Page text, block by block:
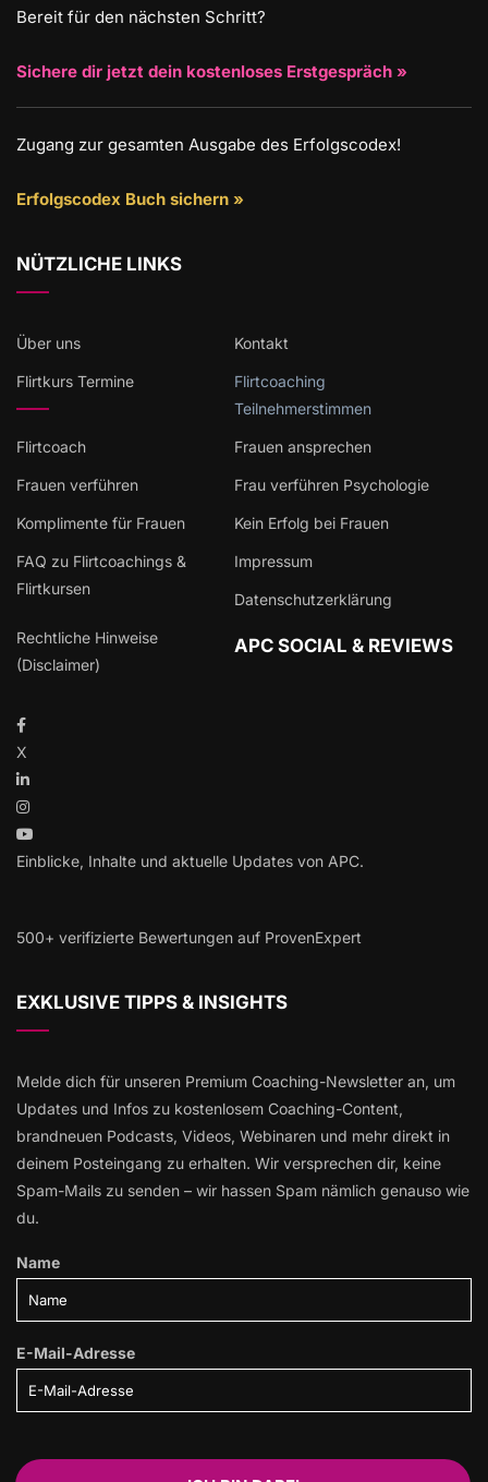
Bereit für den nächsten Schritt?
Sichere dir jetzt dein kostenloses Erstgespräch »
Zugang zur gesamten Ausgabe des Erfolgscodex!
Erfolgscodex Buch sichern »
NÜTZLICHE LINKS
Über uns Kontakt
Flirtkurs Termine
Flirtcoaching
Teilnehmerstimmen
Flirtcoach Frauen ansprechen
Frauen verführen Frau verführen Psychologie
Komplimente für Frauen Kein Erfolg bei Frauen
FAQ zu Flirtcoachings &
Flirtkursen
Impressum
Datenschutzerklärung
Rechtliche Hinweise
(Disclaimer)
APC SOCIAL & REVIEWS
X
Einblicke, Inhalte und aktuelle Updates von APC.
500+ verifizierte Bewertungen auf ProvenExpert
EXKLUSIVE TIPPS & INSIGHTS
Melde dich für unseren Premium Coaching-Newsletter an, um
Updates und Infos zu kostenlosem Coaching-Content,
brandneuen Podcasts, Videos, Webinaren und mehr direkt in
deinem Posteingang zu erhalten. Wir versprechen dir, keine
Spam-Mails zu senden – wir hassen Spam nämlich genauso wie
du.
Name
E-Mail-Adresse